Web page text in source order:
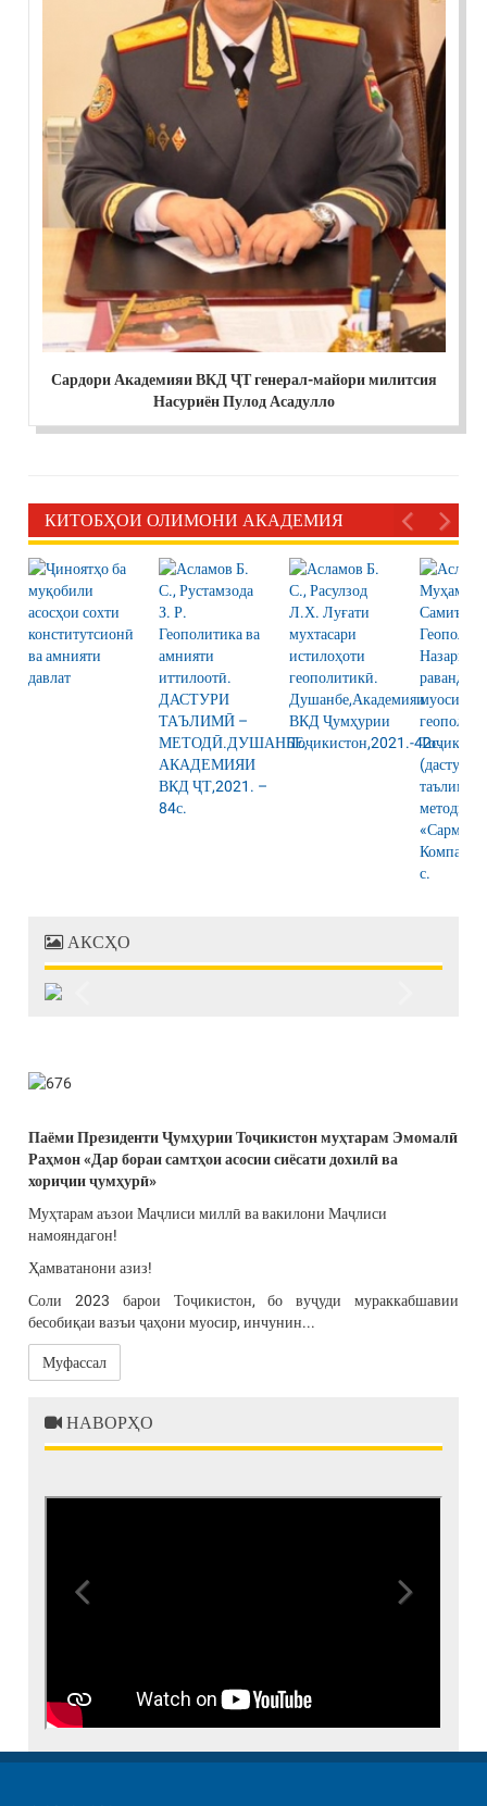
Сардори Академияи ВКД ҶТ генерал-майори милитсия
Насуриён Пулод Асадулло
КИТОБҲОИ ОЛИМОНИ АКАДЕМИЯ
АКСҲО
Паёми Президенти Ҷумҳурии Тоҷикистон муҳтарам Эмомалӣ
Раҳмон «Дар бораи самтҳои асосии сиёсати дохилӣ ва
хориҷии ҷумҳурӣ»
Муҳтарам аъзои Маҷлиси миллӣ ва вакилони Маҷлиси
намояндагон!
Ҳамватанони азиз!
Соли 2023 барои Тоҷикистон, бо вуҷуди мураккабшавии
бесобиқаи вазъи ҷаҳони муосир, инчунин...
Муфассал
НАВОРҲО